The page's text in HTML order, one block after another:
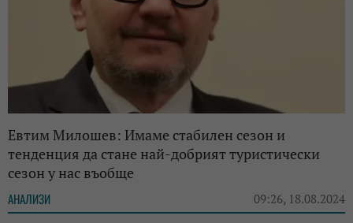
Евтим Милошев: Имаме стабилен сезон и
тенденция да стане най-добрият туристически
сезон у нас въобще
АНАЛИЗИ 09:26, 18.08.2024